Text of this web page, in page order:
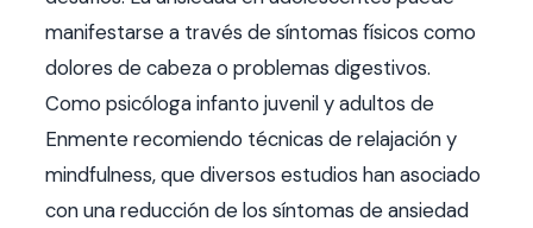
manifestarse a través de síntomas físicos como
dolores de cabeza o problemas digestivos.
Como psicóloga infanto juvenil y adultos de
Enmente recomiendo técnicas de relajación y
mindfulness, que diversos estudios han asociado
con una reducción de los síntomas de ansiedad